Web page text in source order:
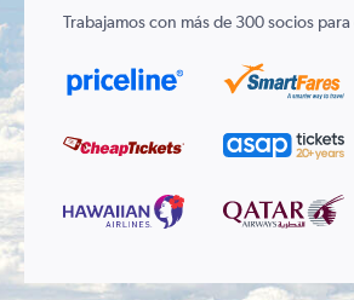
Trabajamos con más de 300 socios